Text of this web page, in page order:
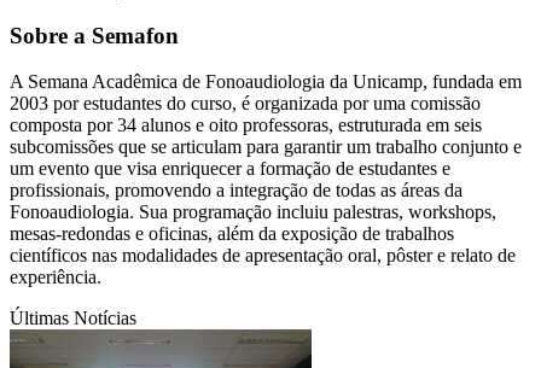
Sobre a Semafon
A Semana Acadêmica de Fonoaudiologia da Unicamp, fundada em
2003 por estudantes do curso, é organizada por uma comissão
composta por 34 alunos e oito professoras, estruturada em seis
subcomissões que se articulam para garantir um trabalho conjunto e
um evento que visa enriquecer a formação de estudantes e
profissionais, promovendo a integração de todas as áreas da
Fonoaudiologia. Sua programação incluiu palestras, workshops,
mesas-redondas e oficinas, além da exposição de trabalhos
científicos nas modalidades de apresentação oral, pôster e relato de
experiência.
Últimas Notícias